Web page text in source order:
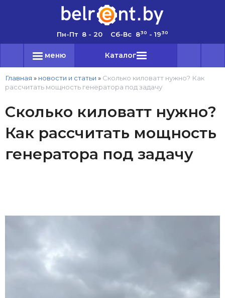
Пн-Пт 8 - 20 Сб-Вс 830 - 1930
меню Каталог
Главная » новости и статьи » Сколько киловатт нужно? Как
рассчитать мощность генератора под задачу
Сколько киловатт нужно?
Как рассчитать мощность
генератора под задачу